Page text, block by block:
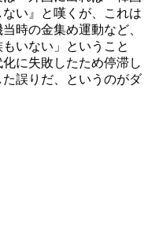
い』と嘆くが、これは
時の金集め運動など、
いない」ということ
に失敗したため停滞し
誤りだ、というのがダ